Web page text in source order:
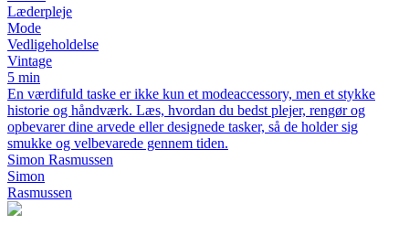
Læderpleje
Mode
Vedligeholdelse
Vintage
5 min
En værdifuld taske er ikke kun et modeaccessory, men et stykke
historie og håndværk. Læs, hvordan du bedst plejer, rengør og
opbevarer dine arvede eller designede tasker, så de holder sig
smukke og velbevarede gennem tiden.
Simon Rasmussen
Simon
Rasmussen